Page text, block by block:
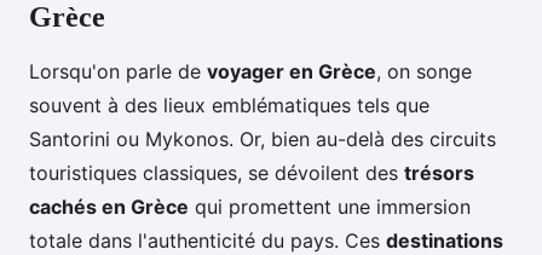
Grèce
Lorsqu'on parle de voyager en Grèce, on songe
souvent à des lieux emblématiques tels que
Santorini ou Mykonos. Or, bien au-delà des circuits
touristiques classiques, se dévoilent des trésors
cachés en Grèce qui promettent une immersion
totale dans l'authenticité du pays. Ces destinations